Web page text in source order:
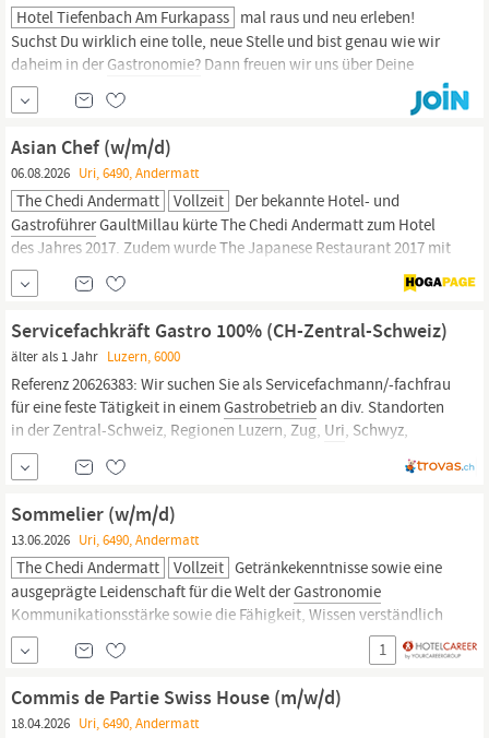
Hotel Tiefenbach Am Furkapass mal raus und neu erleben!
Suchst Du wirklich eine tolle, neue Stelle und bist genau wie wir
daheim in der Gastronomie? Dann freuen wir uns über Deine
vollständigen Bewerbungsunterlagen per Mail mit Angaben ab /
bis wann interessiert, eine Saison oder gern länger,
Lohnvorstellung, Zeugnisse & Referenzen Dann melde Dich bei
uns, wir freuen uns.
Asian Chef (w/m/d)
06.08.2026 Uri, 6490, Andermatt
The Chedi Andermatt Vollzeit Der bekannte Hotel- und
GastroführerGaultMillau kürte The Chedi Andermatt zum Hotel
des Jahres 2017. Zudem wurde The Japanese Restaurant 2017 mit
einem Michelin-Stern ausgezeichnet. The Chedi Andermatt bietet
Einblicke in eine andere Welt und Ausblicke auf ein
Servicefachkräft Gastro 100% (CH-Zentral-Schweiz)
älter als 1 Jahr Luzern, 6000
Referenz 20626383: Wir suchen Sie als Servicefachmann/-fachfrau
für eine feste Tätigkeit in einemGastrobetrieban div. Standorten
in der Zentral-Schweiz, Regionen Luzern, Zug, Uri, Schwyz,
Nidwalden, Obwalden. Eine Arbeitsaufnahme kann sofort
erfolgen oder zum nächstmöglichen Zeitpunkt – je nach Ihrer
Sommelier (w/m/d)
13.06.2026 Uri, 6490, Andermatt
The Chedi Andermatt Vollzeit Getränkekenntnisse sowie eine
ausgeprägte Leidenschaft für die Welt derGastronomie
Kommunikationsstärke sowie die Fähigkeit, Wissen verständlich
und begeisternd zu vermitteln Selbstständige, strukturierte und
verantwortungsbewusste Arbeitsweise. Verkaufsstärke und die
Fähigkeit, Gäste für hochwertige Produkte und Empfehlungen zu
begeistern Sehr gute...
1
Commis de Partie Swiss House (m/w/d)
18.04.2026 Uri, 6490, Andermatt